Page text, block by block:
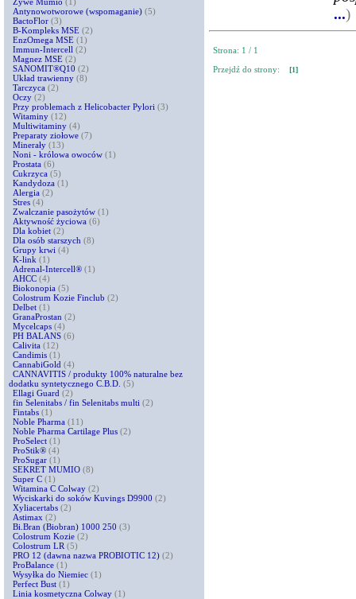
Antynowotworowe (wspomaganie) (5)
BactoFlor (3)
B-Kompleks MSE (2)
EnzOmega MSE (1)
Immun-Intercell (2)
Magnez MSE (2)
SANOMIT®Q10 (2)
Układ trawienny (8)
Tarczyca (2)
Oczy (2)
Przy problemach z Helicobacter Pylori (3)
Witaminy (12)
Multiwitaminy (4)
Preparaty ziołowe (7)
Minerały (13)
Noni - królowa owoców (1)
Prostata (6)
Cukrzyca (5)
Kandydoza (1)
Alergia (2)
Stres (4)
Zwalczanie pasożytów (1)
Aktywność życiowa (6)
Dla kobiet (2)
Dla osób starszych (8)
Grupy krwi (4)
K-link (1)
Adrenal-Intercell® (1)
AHCC (4)
Biokonopia (5)
Colostrum Kozie Finclub (2)
Delbet (1)
GranaProstan (2)
Mycelcaps (4)
PH BALANS (6)
Calivita (12)
Candimis (1)
CannabiGold (4)
CANNAVITIS / produkty 100% naturalne bez
dodatku syntetycznego C.B.D. (5)
Ellagi Guard (2)
fin Selenitabs / fin Selenitabs multi (2)
Fintabs (1)
Noble Pharma (11)
Noble Pharma Cartilage Plus (2)
ProSelect (1)
ProStik® (4)
ProSugar (1)
SEKRET MUMIO (8)
Super C (1)
Witamina C Colway (2)
Wyciskarki do soków Kuvings D9900 (2)
Xyliacertabs (2)
Astimax (2)
Bi.Bran (Biobran) 1000 250 (3)
Colostrum Kozie (2)
Colostrum LR (5)
PRO 12 (dawna nazwa PROBIOTIC 12) (2)
ProBalance (1)
Wysyłka do Niemiec (1)
Perfect Bust (1)
Linia kosmetyczna Colway (1)
...)
Strona: 1 / 1
Przejdź do strony:
[1]